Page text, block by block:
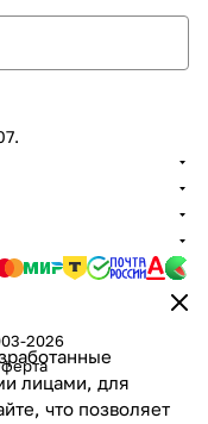
лицами, для
что позволяет
2026